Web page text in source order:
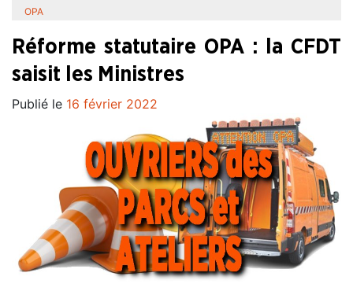
OPA
Réforme statutaire OPA : la CFDT
saisit les Ministres
Publié le 16 février 2022